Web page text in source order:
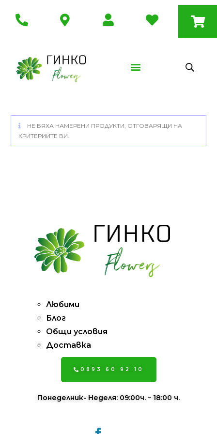
НЕ БЯХА НАМЕРЕНИ ПРОДУКТИ, ОТГОВАРЯЩИ НА
КРИТЕРИИТЕ ВИ.
Любими
Блог
Общи условия
Доставка
0893 60 92 10
Понеделник- Неделя: 09:00ч. – 18:00 ч.